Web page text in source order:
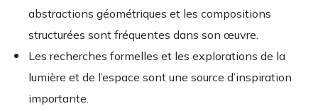
abstractions géométriques et les compositions
structurées sont fréquentes dans son œuvre.
Les recherches formelles et les explorations de la
lumière et de l’espace sont une source d’inspiration
importante.